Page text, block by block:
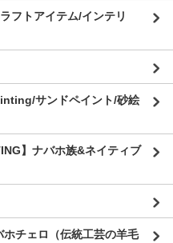
フトアイテム/インテリ
サンドペイント/砂絵
】ナバホ族&ネイティブ
チェロ（伝統工芸の羊毛